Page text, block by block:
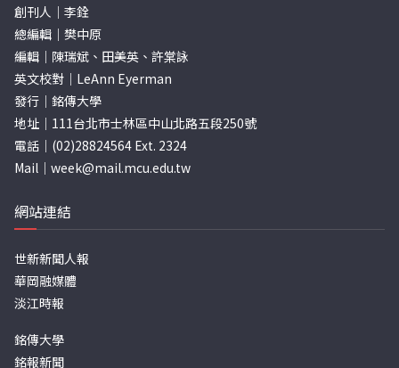
創刊人｜李銓
總編輯｜樊中原
編輯｜陳瑞斌、田美英、許棠詠
英文校對｜LeAnn Eyerman
發行｜銘傳大學
地址｜111台北市士林區中山北路五段250號
電話｜(02)28824564 Ext. 2324
Mail｜ week@mail.mcu.edu.tw
網站連結
世新新聞人報
華岡融媒體
淡江時報
銘傳大學
銘報新聞